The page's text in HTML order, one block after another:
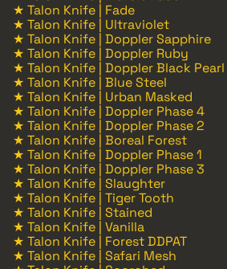
★ Talon Knife | Fade
★ Talon Knife | Ultraviolet
★ Talon Knife | Doppler Sapphire
★ Talon Knife | Doppler Ruby
★ Talon Knife | Doppler Black Pearl
★ Talon Knife | Blue Steel
★ Talon Knife | Urban Masked
★ Talon Knife | Doppler Phase 4
★ Talon Knife | Doppler Phase 2
★ Talon Knife | Boreal Forest
★ Talon Knife | Doppler Phase 1
★ Talon Knife | Doppler Phase 3
★ Talon Knife | Slaughter
★ Talon Knife | Tiger Tooth
★ Talon Knife | Stained
★ Talon Knife | Vanilla
★ Talon Knife | Forest DDPAT
★ Talon Knife | Safari Mesh